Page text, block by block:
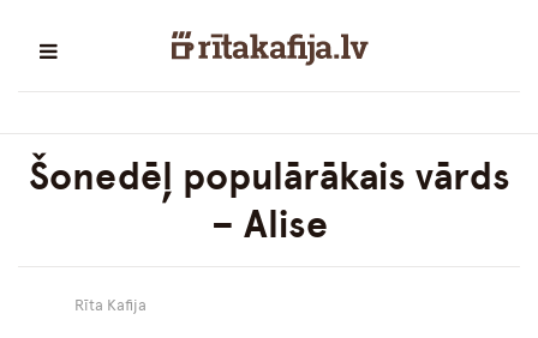
Šonedēļ populārākais vārds
– Alise
Rīta Kafija